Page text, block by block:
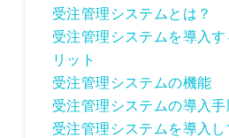
受注管理システムとは？
受注管理システムを導入
リット
受注管理システムの機能
受注管理システムの導入手
受注管理システムを導入